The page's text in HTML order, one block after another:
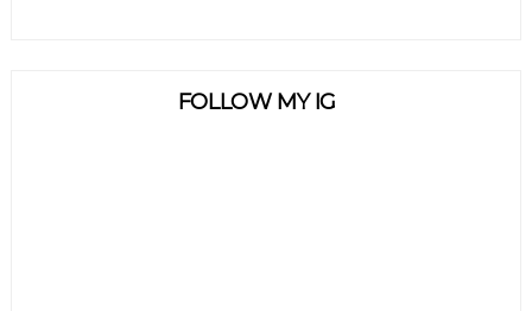
FOLLOW MY IG